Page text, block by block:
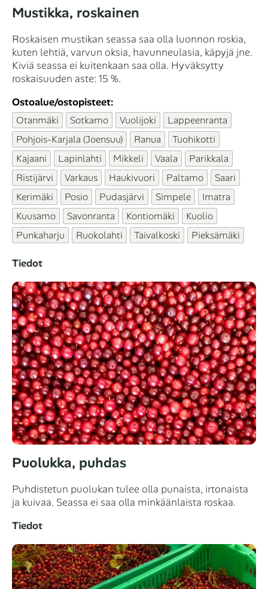
Mustikka, roskainen
Roskaisen mustikan seassa saa olla luonnon roskia,
kuten lehtiä, varvun oksia, havunneulasia, käpyjä jne.
Kiviä seassa ei kuitenkaan saa olla. Hyväksytty
roskaisuuden aste: 15 %.
Ostoalue/ostopisteet:
Otanmäki Sotkamo Vuolijoki
Lappeenranta
Pohjois-Karjala (Joensuu)
Ranua
Tuohikotti
Kajaani
Lapinlahti Mikkeli Vaala
Parikkala
Ristijärvi
Varkaus Haukivuori Paltamo
Saari
Kerimäki
Posio Pudasjärvi Simpele
Imatra
Kuusamo
Savonranta Kontiomäki
Kuolio
Punkaharju
Ruokolahti Taivalkoski Pieksämäki
Tiedot
Puolukka, puhdas
Puhdistetun puolukan tulee olla punaista, irtonaista
ja kuivaa. Seassa ei saa olla minkäänlaista roskaa.
Tiedot